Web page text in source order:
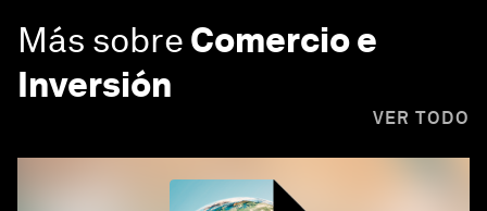
Más sobre Comercio e
Inversión
VER TODO